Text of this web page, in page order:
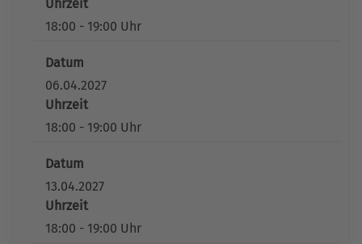
Uhrzeit
18:00 - 19:00 Uhr
Datum
06.04.2027
Uhrzeit
18:00 - 19:00 Uhr
Datum
13.04.2027
Uhrzeit
18:00 - 19:00 Uhr